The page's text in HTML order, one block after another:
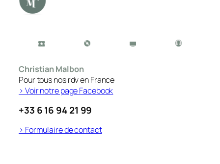
Christian Malbon
Pour tous nos rdv en France
> Voir notre page Facebook
+33 6 16 94 21 99
> Formulaire de contact